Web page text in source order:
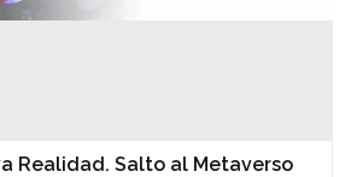
Realidad. Salto al Metaverso